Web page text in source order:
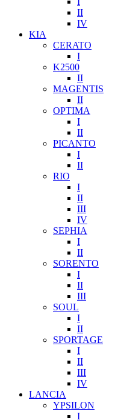
II
IV
KIA
CERATO
I
K2500
II
MAGENTIS
II
OPTIMA
I
II
PICANTO
I
II
RIO
I
II
III
IV
SEPHIA
I
II
SORENTO
I
II
III
SOUL
I
II
SPORTAGE
I
II
III
IV
LANCIA
YPSILON
I